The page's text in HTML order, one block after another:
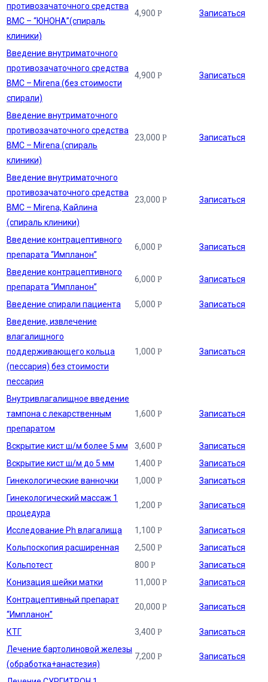
противозачаточного средства
ВМС – “ЮНОНА”(спираль
клиники)
4,900 Р Записаться
Введение внутриматочного
противозачаточного средства
ВМС – Mirena (без стоимости
спирали)
4,900 Р Записаться
Введение внутриматочного
противозачаточного средства
ВМС – Mirena (спираль
клиники)
23,000 Р Записаться
Введение внутриматочного
противозачаточного средства
ВМС – Mirena, Кайлина
(спираль клиники)
23,000 Р Записаться
Введение контрацептивного
препарата “Импланон”
6,000 Р Записаться
Введение контрацептивного
препарата “Импланон”
6,000 Р Записаться
Введение спирали пациента 5,000 Р
Записаться
Введение, извлечение
влагалищного
поддерживающего кольца
(пессария) без стоимости
пессария
1,000 Р Записаться
Внутривлагалищное введение
тампона с лекарственным
препаратом
1,600 Р Записаться
Вскрытие кист ш/м более 5 мм 3,600 Р
Записаться
Вскрытие кист ш/м до 5 мм
1,400 Р
Записаться
Гинекологические ванночки
1,000 Р
Записаться
Гинекологический массаж 1
процедура
1,200 Р Записаться
Исследование Ph влагалища 1,100 Р
Записаться
Кольпоскопия расширенная
2,500 Р
Записаться
Кольпотест
800 Р
Записаться
Конизация шейки матки
11,000 Р
Записаться
Контрацептивный препарат
“Импланон”
20,000 Р Записаться
КТГ 3,400 Р
Записаться
Лечение бартолиновой железы
(обработка+анастезия)
7,200 Р Записаться